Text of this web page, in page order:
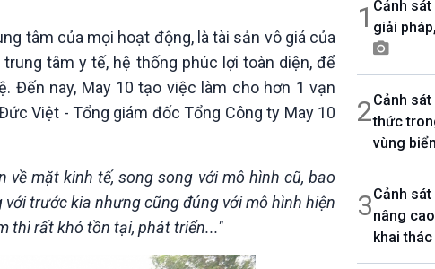
tâm của mọi hoạt động, là tài sản vô giá của
tâm y tế, hệ thống phúc lợi toàn diện, để
Đến nay, May 10 tạo việc làm cho hơn 1 vạn
Việt - Tổng giám đốc Tổng Công ty May 10
mặt kinh tế, song song với mô hình cũ, bao
trước kia nhưng cũng đúng với mô hình hiện
thì rất khó tồn tại, phát triển..."
1 Cảnh
giải
2Cảnh
thức
vùng
3Cảnh
nâng
khai thác